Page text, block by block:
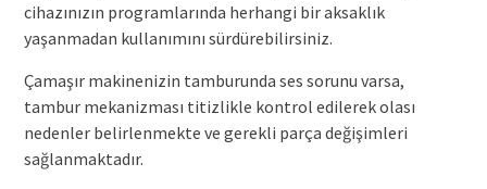
cihazınızın programlarında herhangi bir aksaklık
yaşanmadan kullanımını sürdürebilirsiniz.
Çamaşır makinenizin tamburunda ses sorunu varsa,
tambur mekanizması titizlikle kontrol edilerek olası
nedenler belirlenmekte ve gerekli parça değişimleri
sağlanmaktadır.